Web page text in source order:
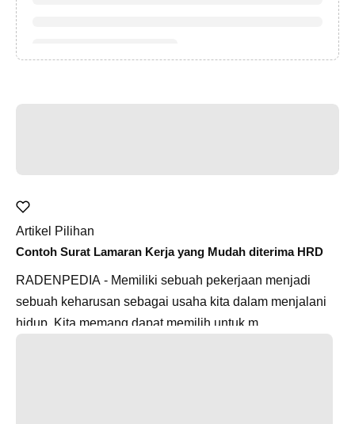
Artikel Pilihan
Contoh Surat Lamaran Kerja yang Mudah diterima HRD
RADENPEDIA - Memiliki sebuah pekerjaan menjadi
sebuah keharusan sebagai usaha kita dalam menjalani
hidup. Kita memang dapat memilih untuk m...